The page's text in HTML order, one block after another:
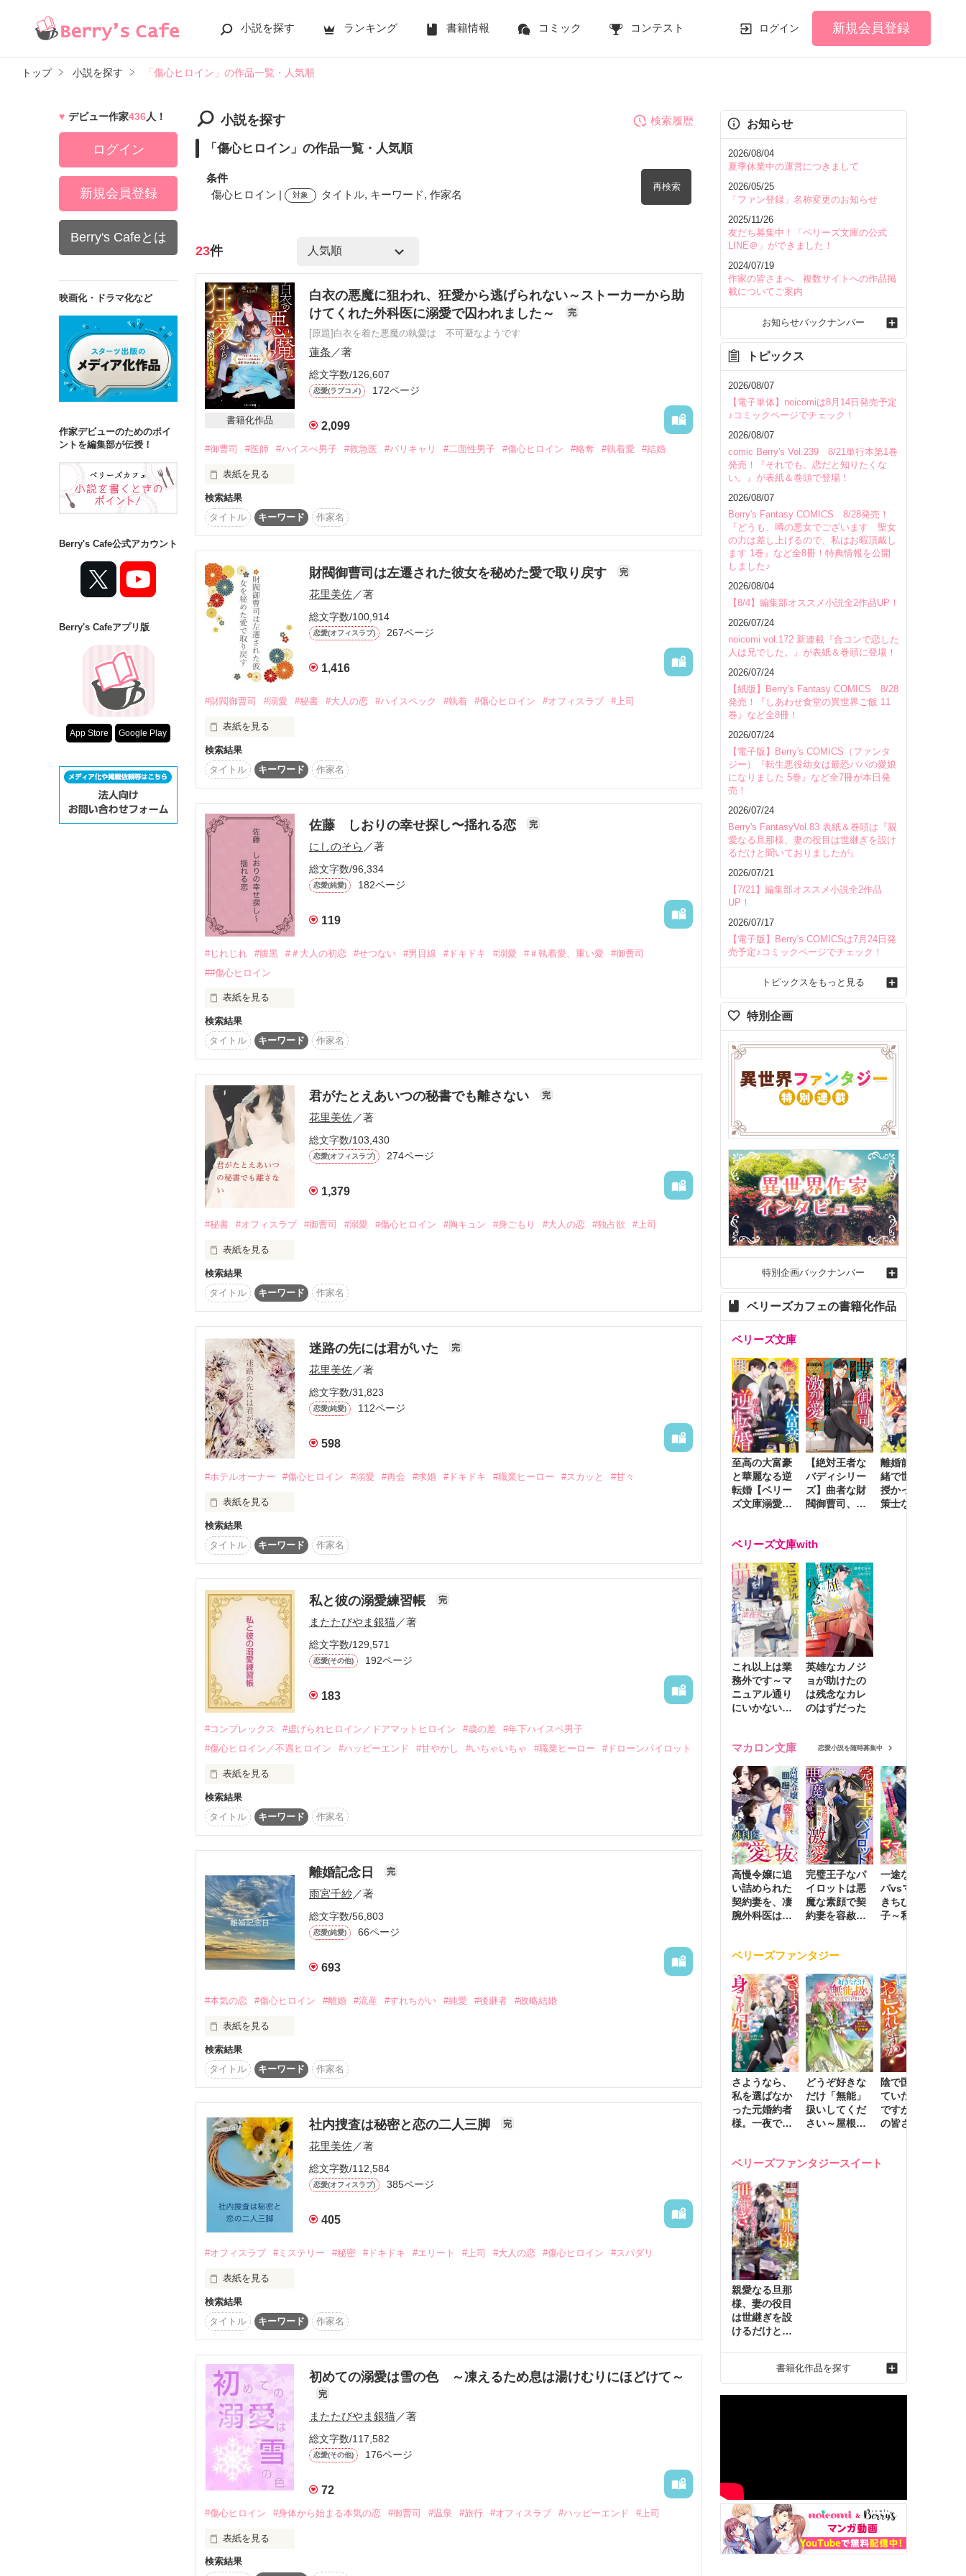
小説を探す ランキング 書籍情報 コミック コンテスト ログイン 新規会員登録
トップ 小説を探す 「傷心ヒロイン」の作品一覧・人気順
小説を探す
「傷心ヒロイン」の作品一覧・人気順
条件
傷心ヒロイン |
対象 タイトル, キーワード, 作家名
再検索
検索ワード
を含む
詳しく検索
検索対象
タイトル
ジャンル 感想
ステータス
全て
完結 更新中
作品の長さ
長編
中編 短編
コンテスト
超短編！フェチから始まる溺愛コンテスト
スターツ出版小説投稿サイト合同企画「1話からの長編大賞」ベリーズカフェ会場
その他の条件
動画あり
検索履歴
23件
書籍化作品
白衣の悪魔に狙われ、狂愛から逃げられない～ストーカーから助
けてくれた外科医に溺愛で囚われました～
完
[原題]白衣を着た悪魔の執愛は 不可避なようです
蓮条 ／著
総文字数/126,607
恋愛(ラブコメ) 172ページ
2,099
#御曹司 #医師 #ハイスぺ男子 #救急医 #バリキャリ #二面性男子 #傷心ヒロイン #略奪 #執着愛 #結婚
表紙を見る
★書籍化原作になります★
偶然、居合わせた恋人に
「頼む、助けてくれっ」
５年も交際してて
結婚も意識し始めていたのに
“挙式直前の新郎新婦”という
知りたくもない現実を突き付けられた
そんな私の前に現れた男
「早くしないと、手遅れになるぞ」
思考が完全に停止している私に
彼はトドメを刺して来た
♢　♢　♢
「結婚したいなら、俺にしろ」
うっかりときめいてしまいそうな甘い言葉
けれど、彼には婚約者がいる
「仕事も恋愛も、俺なら全て叶えてやれる
――――俺の元に来い」
恋人からの裏切りで傷だらけの私に
彼は『略奪＆キャリアUP』をそそのかす
こんなおかしな提案、ありえないと思うのに
畳み掛けるような甘い誘惑に
不本意にも惹かれてしまう
♢　♢　♢
新米 救命救急医
黒瀬　夕映　（２９）
Yue　Kurose
×
大病院の敏腕外科医
神坂　采人　（３３）
Ayato　Kamisaka
♢　♢　♢
人生のステップアップは
思ってた以上に刺激的です
＊
連載開始　2023.01.31.
連載完結　2024.02.29.
copyright（C）蓮条
作品を読む
検索結果
タイトル
キーワード 作家名
財閥御曹司は左遷された彼女を秘めた愛で取り戻す 完
花里美佐／著
総文字数/100,914
恋愛(オフィスラブ) 267ページ
1,416
#財閥御曹司 #溺愛 #秘書 #大人の恋 #ハイスペック #執着 #傷心ヒロイン #オフィスラブ #上司
表紙を見る
榊原財閥に勤める香月菜々は
日傘専務理事の秘書をしていた。
専務は御曹司榊原崇の元上司。
菜々は同じ秘書の彼氏にもフラれてしまう。
彼女は支社への転勤を命じられる。
その時、崇は海外赴任中だった。
財閥御曹司VS左遷秘書
巨大組織と戦う愛と政争の物語？！
2023/11/28　　連載開始
2023/12/10  　あとがき追加
2023/12/12  　🎊総合ランキング２位🎊
本当にありがとうございます☆ﾐ
関連作品『叱られた冷淡御曹司は甘々御曹司へと成長する』
私の財閥シリーズはお話しが少し関連します。
読んで下さっていた方はより楽しめると思います。
ご感想ありがとうございました。
検索結果
タイトル
キーワード 作家名
佐藤 しおりの幸せ探し〜揺れる恋 完
にしのそら ／著
総文字数/96,334
恋愛(純愛) 182ページ
119
#じれじれ #腹黒 #＃大人の初恋 #せつない #男目線 #ドキドキ #溺愛 #＃執着愛、重い愛
#御曹司
##傷心ヒロイン
表紙を見る
大好きな彼とは遠距離恋愛で、なかなか会えないでいる。
それ以降、ポンポン言い合えるお隣さんとしてお付き合い。
なのに、なぜか気に入られて、グイグイと迫ってくるのだ。
彼氏には猫を被っていい子で我慢しているのに、隣の男には素を出せる。
「涙が枯れるまで、俺の胸で泣きな」
佐藤　しおり（２６歳）
遠距離恋愛中の彼氏がいるが、何かと構ってくる零士が気になりだす。
東雲　零士（れいじ）（２８歳）
特定の彼女はいないが女が切れたことのない男。しおりが気になる。
零士にストーカーと間違われたしおりと、勘違いから始まる関係。
遠藤　辰巳（たつみ）（３０歳）
しおりという彼女がいながら、前の彼女が忘れられない。
ストーカー？→零士⇔しおり⇒辰巳⇔前の彼女
恋の行方は、どこに向かうのでしょう？
検索結果
タイトル
キーワード 作家名
君がたとえあいつの秘書でも離さない 完
花里美佐／著
総文字数/103,430
恋愛(オフィスラブ) 274ページ
1,379
#秘書 #オフィスラブ #御曹司 #溺愛 #傷心ヒロイン #胸キュン #身ごもり #大人の恋 #独占欲 #上司
表紙を見る
出会ったときには知らなかった
忘れられないあの人が一体誰なのか
彼女はライバル会社の秘書だった
忘れられない彼女に何とかして会いたい
『……会いたかった。俺だけか？
君に会いたくて、裏工作までした』
踏み出した恋は障害だらけの戻れぬ道
彼は何が何でも彼女を守りぬくと決心した
2023/2/24  連載開始
2023/3/10  連載終了
2023/3/24  番外編１追加
チャマ様
作品を読む
検索結果
タイトル
キーワード 作家名
迷路の先には君がいた 完
花里美佐／著
総文字数/31,823
恋愛(純愛) 112ページ
598
#ホテルオーナー #傷心ヒロイン #溺愛 #再会 #求婚 #ドキドキ #職業ヒーロー #スカッと #甘々
表紙を見る
☆諏訪内　芙蓉(すわない ふよう)　２８歳
スワンホテルグループ　オーナー
×
四年前、鷹也の前から姿を消した芙蓉は
訳あって他のホテルに隠されていた。
芙蓉は思いがけない場所で
鷹也に見つかってしまう。
「鷹也を巻き込みたくない。
お願い、私のことは忘れて……」
「忘れろだと？出来るなら苦労してない」
この四年でよくわかった」
2024/4/14   公開
※関連作品は公開リストをご参考ください。
未読でも問題ございません。
検索結果
タイトル
キーワード 作家名
私と彼の溺愛練習帳 完
またたびやま銀猫／著
総文字数/129,571
恋愛(その他) 192ページ
183
#コンプレックス #虐げられヒロイン／ドアマットヒロイン #歳の差
#年下ハイスペ男子
#傷心ヒロイン／不遇ヒロイン
#ハッピーエンド #甘やかし #いちゃいちゃ #職業ヒーロー #ドローンパイロット
表紙を見る
小萩雪音（こはぎ・ゆきね）は彼氏にフラれた夜、
ドローンにぶつかられ
風泉閃理（かざみ・せんり）と知り合う。
中性的な美しさがあって
まるで月のようだった。
大人の関係に抵抗のある雪音だが、
彼にやつあたりで
「抱いて」と言ってしまう。
「僕が溺愛してあげる」
ぐるぐるして、同じところを回るようでいて
螺旋階段のようにのぼっていく恋。
その先に二人を待つのは……。
追いかけて読んでくださった方、
ありがとうございます。
完結しました。
読んでくださったみなさま
ありがとうございます。
佳作をいただきました。
番外編があります。
気になった方はお手数ですがプロフィールから
検索結果
タイトル
キーワード 作家名
離婚記念日 完
雨宮千紗／著
総文字数/56,803
恋愛(純愛) 66ページ
693
#本気の恋 #傷心ヒロイン #離婚 #流産 #すれちがい #純愛 #後継者 #政略結婚
表紙を見る
早瀬　莉美　はやせ　りみ　29才
片寄　太一　かたよせ　たいち　32才
でもどうしても離婚せざるを得なかった。太一くんを愛しているからこそ離れることを決意した。
さようなら。あなたより良い人とはもう巡り会えないと思う。
人生で最高の人だった。
2024.1.27完結
鮭ムニエルさま、レビューありがとうございます！
作品を読む
検索結果
タイトル
キーワード 作家名
社内捜査は秘密と恋の二人三脚 完
花里美佐／著
総文字数/112,584
恋愛(オフィスラブ) 385ページ
405
#オフィスラブ #ミステリー #秘密 #ドキドキ #エリート #上司 #大人の恋 #傷心ヒロイン #スパダリ
表紙を見る
(偽装)   鈴木賢人　財団関連会社会計士
ヨレヨレスーツ猫背黒メガネ
(実体)   鈴村賢人３４歳　氷室商事役員企画室長
(実体） 北村里沙２７歳　氷室文化財団
会計部役員秘書
賢人は財団の不正取引を暴くため本社から潜入捜査に入った。
名前も姿も偽装していたが容疑者を追って
地下室へ張り込んでいたとき里沙と出会う。
調査に介入したがる里沙を賢人はあしらっていたが、
危険が彼女に迫る。ああ、こんなはずじゃなかった‥
賢人は里沙に執着し離れられなくなっていく。
2024/3/10  完結
検索結果
タイトル
キーワード 作家名
初めての溺愛は雪の色 ～凍えるため息は湯けむりにほどけて～
完
またたびやま銀猫／著
総文字数/117,582
恋愛(その他) 176ページ
72
#傷心ヒロイン #身体から始まる本気の恋 #御曹司 #温泉 #旅行 #オフィスラブ #ハッピーエンド #上司
表紙を見る
検索結果
デビュー作家436人！
ログイン
新規会員登録
Berry's Cafeとは
映画化・ドラマ化など
作家デビューのためのポイ
ントを編集部が伝授！
Berry's Cafe公式アカウント
Berry's Cafeアプリ版
App Store Google Play
お知らせ
2026/08/04
夏季休業中の運営につきまして
2026/05/25
「ファン登録」名称変更のお知らせ
2025/11/26
友だち募集中！「ベリーズ文庫の公式
LINE＠」ができました！
2024/07/19
作家の皆さまへ 複数サイトへの作品掲
載についてご案内
お知らせバックナンバー
トピックス
2026/08/07
【電子単体】noicomiは8月14日発売予定
♪コミックページでチェック！
2026/08/07
comic Berry's Vol.239 8/21単行本第1巻
発売！『それでも、恋だと知りたくな
い。』が表紙＆巻頭で登場！
2026/08/07
Berry's Fantasy COMICS 8/28発売！
『どうも、噂の悪女でございます 聖女
の力は差し上げるので、私はお暇頂戴し
ます 1巻』など全8冊！特典情報を公開
しました♪
2026/08/04
【8/4】編集部オススメ小説全2作品UP！
2026/07/24
noicomi vol.172 新連載『合コンで恋した
人は兄でした。』が表紙＆巻頭に登場！
2026/07/24
【紙版】Berry's Fantasy COMICS 8/28
発売！『しあわせ食堂の異世界ご飯 11
巻』など全8冊！
2026/07/24
【電子版】Berry's COMICS（ファンタ
ジー）『転生悪役幼女は最恐パパの愛娘
になりました 5巻』など全7冊が本日発
売！
2026/07/24
Berry's FantasyVol.83 表紙＆巻頭は『親
愛なる旦那様、妻の役目は世継ぎを設け
るだけと聞いておりましたが』
2026/07/21
【7/21】編集部オススメ小説全2作品
UP！
2026/07/17
【電子版】Berry's COMICSは7月24日発
売予定♪コミックページでチェック！
トピックスをもっと見る
特別企画
特別企画バックナンバー
ベリーズカフェの書籍化作品
ベリーズ文庫
至高の大富豪
と華麗なる逆
転婚【ベリー
ズ文庫溺愛ア
【絶対王者な
バディシリー
ズ】曲者な財
閥御曹司、笑
激烈愛で貫く
離婚前夜に内
緒で世継ぎを
授かったら～
策士な御曹司
ベリーズ文庫with
これ以上は業
務外です～マ
ニュアル通り
にいかない彼
英雄なカノジ
ョが助けたの
は残念なカレ
のはずだった
マカロン文庫 恋愛小説を随時募集中
高慢令嬢に追
い詰められた
契約妻を、凄
腕外科医はこ
完璧王子なパ
イロットは悪
魔な素顔で契
約妻を容赦な
一途な社長パ
パvsママ大好
きちびっこ息
子～私を捨て
ベリーズファンタジー
さようなら、
私を選ばなか
った元婚約者
様。一夜で大
ました２
どうぞ好きな
だけ「無能」
扱いしてくだ
さい～屋根裏
動かす万能令
陰で国を支え
ていたのは私
ですが、王家
の皆さんお忘
れ才女の辺境
ベリーズファンタジースイート
親愛なる旦那
様、妻の役目
は世継ぎを設
けるだけと聞
れ才女の幸せ
な結婚～2
書籍化作品を探す